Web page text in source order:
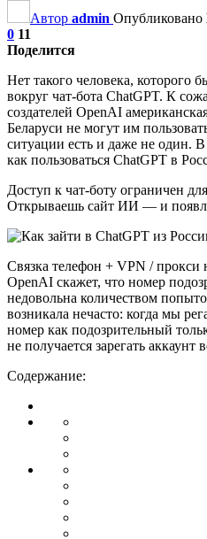
Автор admin Опубликовано
0 11
Поделится
Нет такого человека, которого
вокруг чат-бота ChatGPT. К
создателей ОрenAI
Беларуси не могут им
ситуации есть и даже не один.
как пользоваться ChatGPT в
Доступ к чат-боту ограничен
Открываешь сайт ИИ — и
Связка телефон + VPN / прокси
OpenAI скажет, что номер
недовольна количеством
возникала нечасто: когда мы
номер как подозрительный
не получается зарегать аккаунт
Содержание: